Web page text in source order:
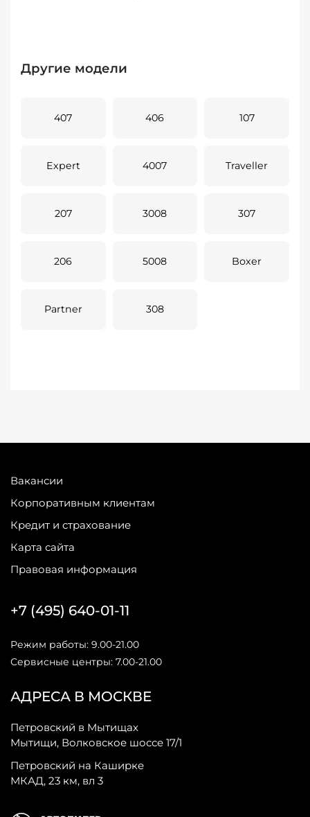
Другие модели
407 406 107
Expert 4007 Traveller
207 3008 307
206 5008 Boxer
Partner 308
Вакансии
Корпоративным клиентам
Кредит и страхование
Карта сайта
Правовая информация
АДРЕСА В МОСКВЕ
Петровский в Мытищах
Мытищи, Волковское шоссе 17/1
Петровский на Каширке
МКАД, 23 км, вл 3
+7 (495) 640-01-11
Режим работы: 9.00-21.00
Сервисные центры: 7.00-21.00